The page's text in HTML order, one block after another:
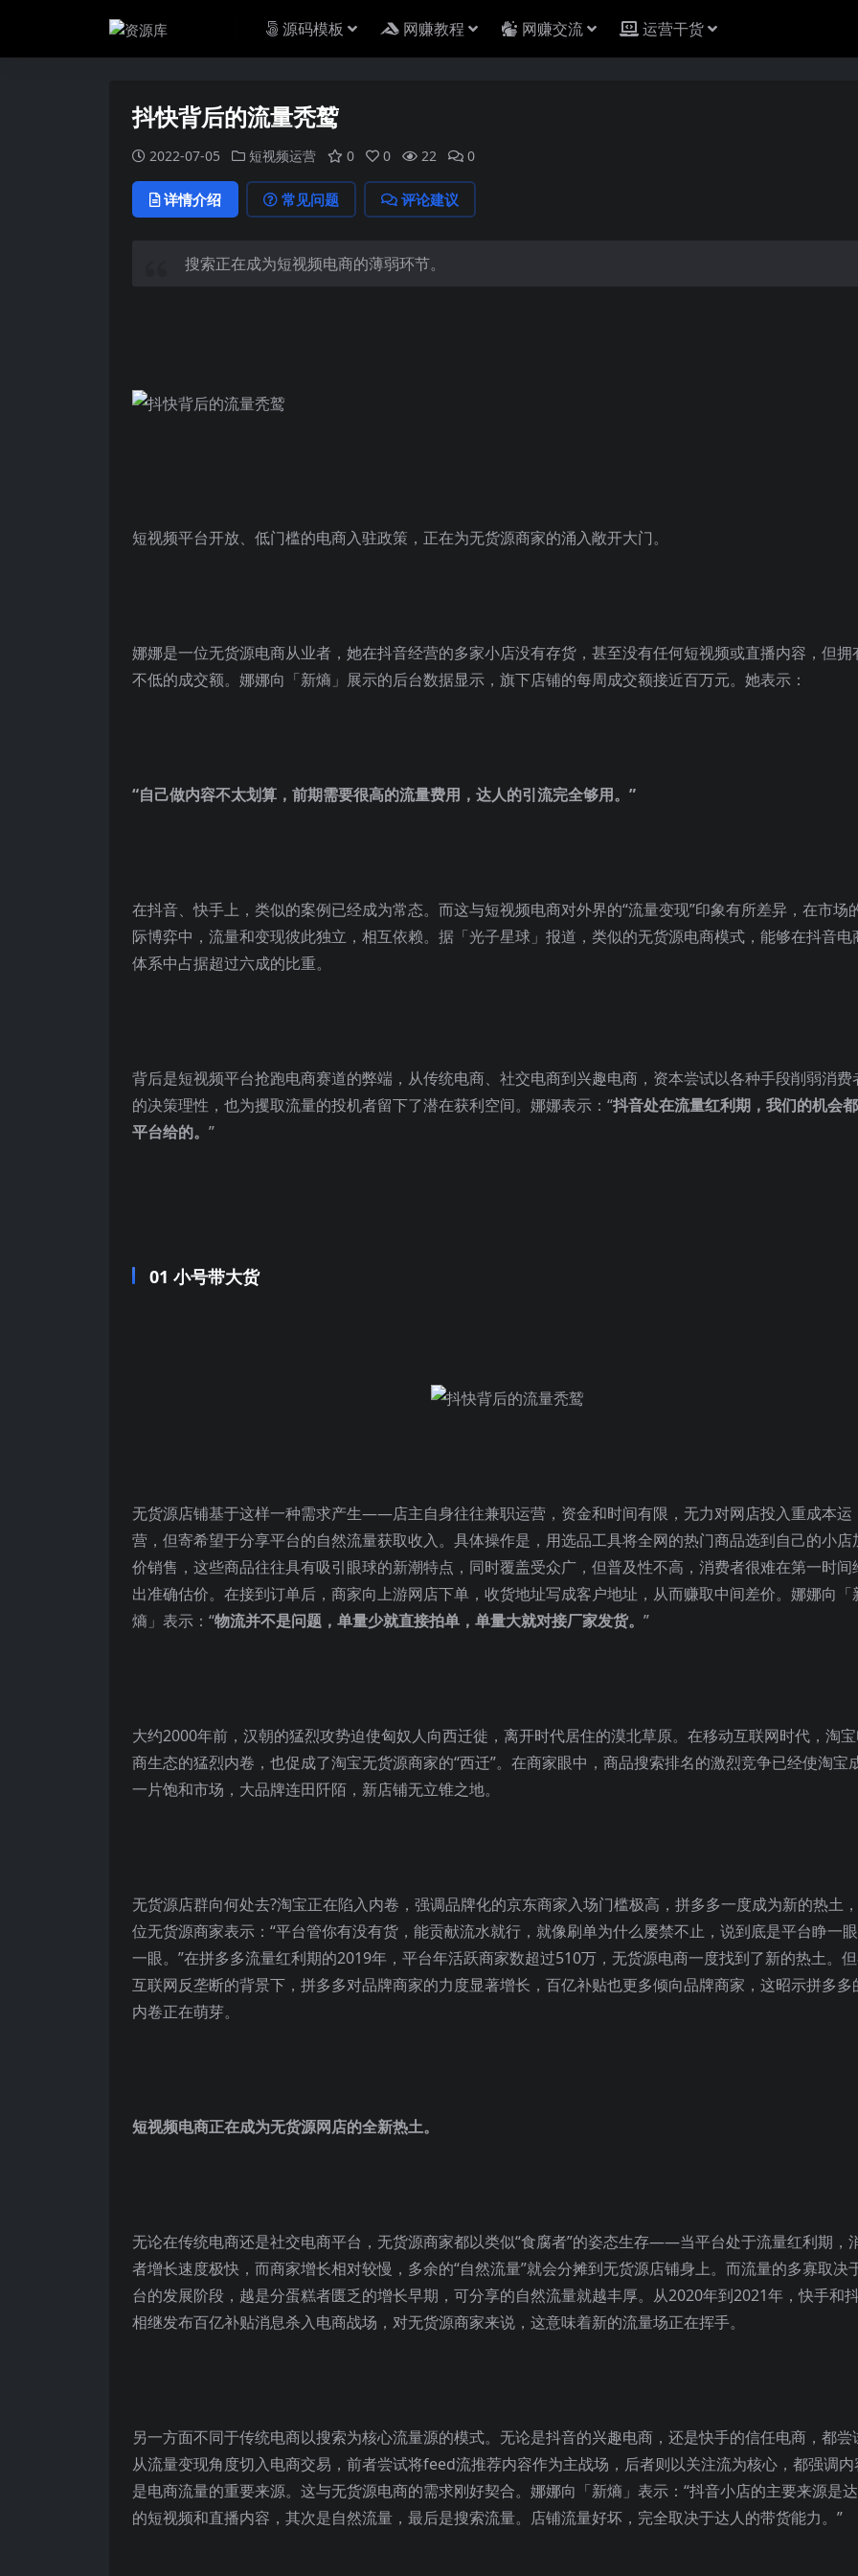
源码模板 网赚教程 网赚交流 运营干货
抖快背后的流量秃鹫
2022-07-05 短视频运营 0 0 22 0
详情介绍 常见问题 评论建议
搜索正在成为短视频电商的薄弱环节。
短视频平台开放、低门槛的电商入驻政策，正在为无货源商家的涌入敞开大门。
娜娜是一位无货源电商从业者，她在抖音经营的多家小店没有存货，甚至没有任何短视频或直播内容，但拥
不低的成交额。娜娜向「新熵」展示的后台数据显示，旗下店铺的每周成交额接近百万元。她表示：
“自己做内容不太划算，前期需要很高的流量费用，达人的引流完全够用。”
在抖音、快手上，类似的案例已经成为常态。而这与短视频电商对外界的“流量变现”印象有所差异，在市场
际博弈中，流量和变现彼此独立，相互依赖。据「光子星球」报道，类似的无货源电商模式，能够在抖音电
体系中占据超过六成的比重。
背后是短视频平台抢跑电商赛道的弊端，从传统电商、 社交电商到兴趣电商，资本尝试以各种手段削弱消费
的决策理性，也为攫取流量的投机者留下了潜在获利空间。娜娜表示：“抖音处在流量红利期，我们的机会
平台给的。 ”
01 小号带大货
无货源店铺基于这样一种需求产生——店主自身往往兼职运营，资金和时间有限，无力对网店投入重成本运
营，但寄希望于分享平台的自然流量获取收入。具体操作是，用选品工具将全网的热门商品选到自己的小店
价销售，这些商品往往具有吸引眼球的新潮特点，同时覆盖受众广，但普及性不高，消费者很难在第一时间
出准确估价。在接到订单后，商家向上游网店下单，收货地址写成客户地址，从而赚取中间差价。娜娜向「
熵」表示：“物流并不是问题，单量少就直接拍单，单量大就对接厂家发货。 ”
大约2000年前，汉朝的猛烈攻势迫使匈奴人向西迁徙，离开时代居住的漠北草原。在移动互联网时代，淘
商生态的猛烈内卷，也促成了淘宝无货源商家的“西迁”。在商家眼中，商品搜索排名的激烈竞争已经使淘宝
一片饱和市场，大品牌连田阡陌，新店铺无立锥之地。
无货源店群向何处去?淘宝正在陷入内卷，强调品牌化的京东商家入场门槛极高，拼多多一度成为新的热土
位无货源商家表示：“平台管你有没有货，能贡献流水就行，就像刷单为什么屡禁不止，说到底是平台睁一
一眼。”在拼多多流量红利期的2019年，平台年活跃商家数超过510万，无货源电商一度找到了新的热土。
互联网反垄断的背景下，拼多多对品牌商家的力度显著增长，百亿补贴也更多倾向品牌商家，这昭示拼多多
内卷正在萌芽。
短视频电商正在成为无货源网店的全新热土。
无论在传统电商还是社交电商平台，无货源商家都以类似“食腐者”的姿态生存——当平台处于流量红利期，
者增长速度极快，而商家增长相对较慢，多余的“自然流量”就会分摊到无货源店铺身上。而流量的多寡取决
台的发展阶段，越是分蛋糕者匮乏的增长早期，可分享的自然流量就越丰厚。从2020年到2021年，快手和
相继发布百亿补贴消息杀入电商战场，对无货源商家来说，这意味着新的流量场正在挥手。
另一方面不同于传统电商以搜索为核心流量源的模式。无论是抖音的兴趣电商，还是快手的信任电商，都尝
从流量变现角度切入电商交易，前者尝试将feed流推荐内容作为主战场，后者则以关注流为核心，都强调内
是电商流量的重要来源。这与无货源电商的需求刚好契合。娜娜向「新熵」表示：“抖音小店的主要来源是
的短视频和直播内容，其次是自然流量，最后是搜索流量。店铺流量好坏，完全取决于达人的带货能力。”